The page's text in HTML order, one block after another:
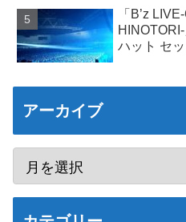
「B’z
ハット セ
アーカイブ